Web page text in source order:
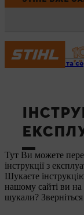
Новини та
Тут Ви можете
інструкції з
Шукаєте
нашому сайті ви
шукали?